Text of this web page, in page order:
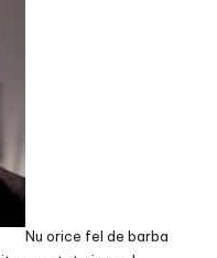
Nu orice fel de barba